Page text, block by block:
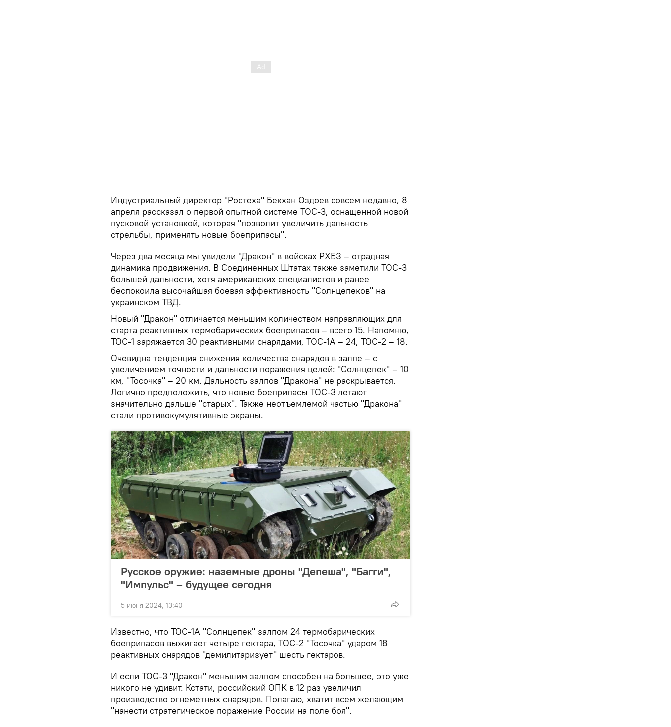
Индустриальный директор "Ростеха" Бекхан Оздоев совсем недавно, 8
апреля рассказал о первой опытной системе ТОС-3, оснащенной новой
пусковой установкой, которая "позволит увеличить дальность
стрельбы, применять новые боеприпасы".
Через два месяца мы увидели "Дракон" в войсках РХБЗ – отрадная
динамика продвижения. В Соединенных Штатах также заметили ТОС-3
большей дальности, хотя американских специалистов и ранее
беспокоила высочайшая боевая эффективность "Солнцепеков" на
украинском ТВД.
Новый "Дракон" отличается меньшим количеством направляющих для
старта реактивных термобарических боеприпасов – всего 15. Напомню,
ТОС-1 заряжается 30 реактивными снарядами, ТОС-1А – 24, ТОС-2 – 18.
Очевидна тенденция снижения количества снарядов в залпе – с
увеличением точности и дальности поражения целей: "Солнцепек" – 10
км, "Тосочка" – 20 км. Дальность залпов "Дракона" не раскрывается.
Логично предположить, что новые боеприпасы ТОС-3 летают
значительно дальше "старых". Также неотъемлемой частью "Дракона"
стали противокумулятивные экраны.
Русское оружие: наземные дроны "Депеша", "Багги",
"Импульс" – будущее сегодня
5 июня 2024, 13:40
Известно, что ТОС-1А "Солнцепек" залпом 24 термобарических
боеприпасов выжигает четыре гектара, ТОС-2 "Тосочка" ударом 18
реактивных снарядов "демилитаризует" шесть гектаров.
И если ТОС-3 "Дракон" меньшим залпом способен на большее, это уже
никого не удивит. Кстати, российский ОПК в 12 раз увеличил
производство огнеметных снарядов. Полагаю, хватит всем желающим
"нанести стратегическое поражение России на поле боя".